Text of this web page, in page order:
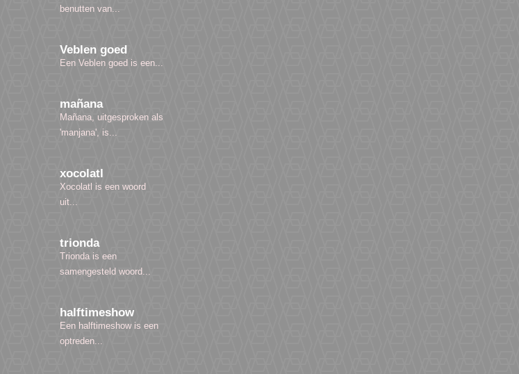
benutten van...
Veblen goed
Een Veblen goed is een...
mañana
Mañana, uitgesproken als
'manjana', is...
xocolatl
Xocolatl is een woord
uit...
trionda
Trionda is een
samengesteld woord...
halftimeshow
Een halftimeshow is een
optreden...